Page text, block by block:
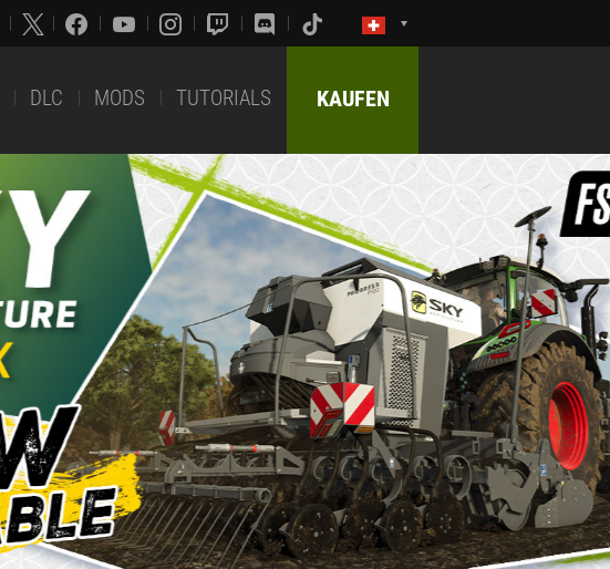
DLC MODS TUTORIALS KAUFEN